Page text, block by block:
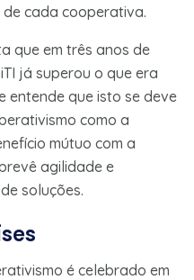
cada cooperativa.
que em três anos de
já superou o que era
entende que isto se deve
como a
mútuo com a
agilidade e
soluções.
é celebrado em